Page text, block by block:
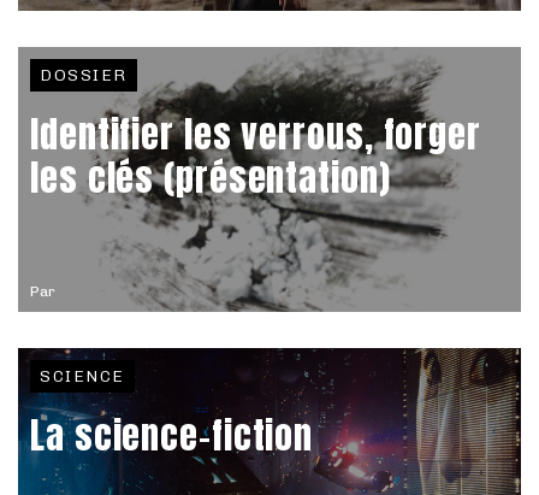
Par
DOSSIER
Identifier les verrous, forger
les clés (présentation)
SCIENCE
La science-fiction